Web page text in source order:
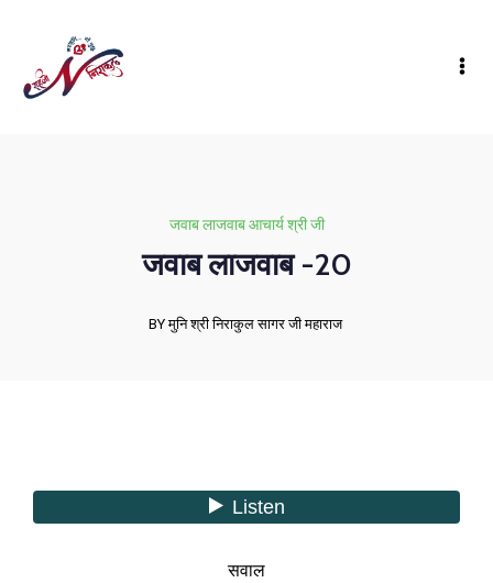
जवाब लाजवाब आचार्य श्री जी
जवाब लाजवाब -20
BY मुनि श्री निराकुल सागर जी महाराज
सवाल